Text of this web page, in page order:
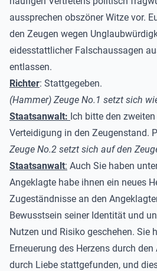
aussprechen obszöner Witze vor.
den Zeugen wegen
eidesstattlicher Falschaussagen
entlassen.
Richter: Stattgegeben.
(Hammer) Zeuge No.1 setzt sich
Staatsanwalt: Ich bitte den
Verteidigung in den Zeugenstand.
Zeuge No.2 setzt sich auf den
Staatsanwalt: Auch Sie haben
Angeklagte habe ihnen ein neues
Zugeständnisse an den
Bewusstsein seiner Identität und
Nutzen und Risiko geschehen. Sie
Erneuerung des Herzens durch
durch Liebe stattgefunden, und